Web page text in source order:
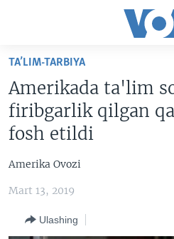
Boshiga
Qidiruvga
o'ting
AMERIKA
MARKAZIY OSIYO
AMERIKA MANZARALARI
IJTIMOIY TARMOQLAR
TA’LIM-TARBIYA
Amerikada ta'lim
firibgarlik qilgan
fosh etildi
Amerika Ovozi
Mart 13, 2019
Ulashing